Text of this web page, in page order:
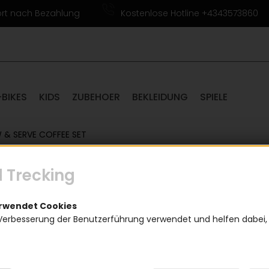
nach Bezahlung Kostenlose Hotline +4343573860
KIDS ZUBEHOER BEKLEIDUNG SPIELE
SERVE COFFEE SET
Hölzernes
Trecking
Cookies
der Benutzerführung verwendet und helfen